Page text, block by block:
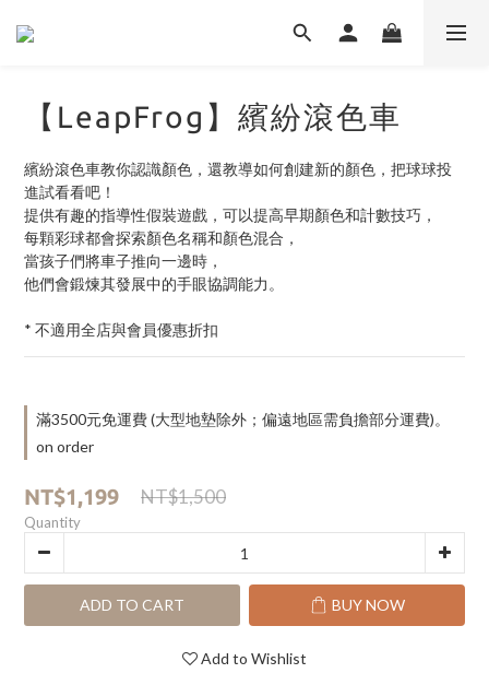
【LeapFrog】繽紛滾色車
繽紛滾色車教你認識顏色，還教導如何創建新的顏色，把球球投
進試看看吧！
提供有趣的指導性假裝遊戲，可以提高早期顏色和計數技巧，
每顆彩球都會探索顏色名稱和顏色混合，
當孩子們將車子推向一邊時，
他們會鍛煉其發展中的手眼協調能力。
* 不適用全店與會員優惠折扣
滿3500元免運費 (大型地墊除外；偏遠地區需負擔部分運費)。
on order
NT$1,199 NT$1,500
Quantity
ADD TO CART BUY NOW
Add to Wishlist